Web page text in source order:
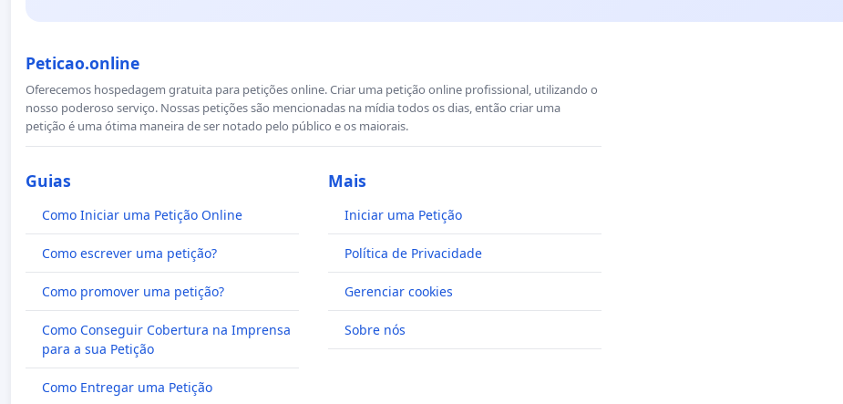
Peticao.online
Oferecemos hospedagem gratuita para petições online. Criar uma petição online profissional, utilizando o
nosso poderoso serviço. Nossas petições são mencionadas na mídia todos os dias, então criar uma
petição é uma ótima maneira de ser notado pelo público e os maiorais.
Guias
Como Iniciar uma Petição Online
Como escrever uma petição?
Como promover uma petição?
Como Conseguir Cobertura na Imprensa
para a sua Petição
Como Entregar uma Petição
Mais
Iniciar uma Petição
Política de Privacidade
Gerenciar cookies
Sobre nós